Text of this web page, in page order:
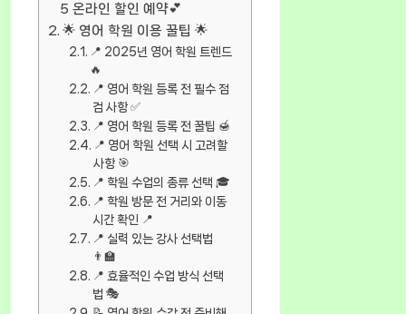
5 온라인 할인 예약💕
🌟 영어 학원 이용 꿀팁 🌟
📍 2025년 영어 학원 트렌드
🔥
📍 영어 학원 등록 전 필수 점
검 사항 ✅
📍 영어 학원 등록 전 꿀팁 🍯
📍 영어 학원 선택 시 고려할
사항 🎯
📍 학원 수업의 종류 선택 🎓
📍 학원 방문 전 거리와 이동
시간 확인 📍
📍 실력 있는 강사 선택법
👨‍🏫
📍 효율적인 수업 방식 선택
법 🎭